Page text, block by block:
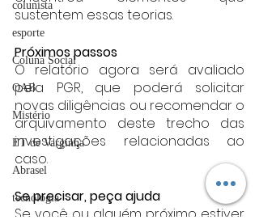
colunista
esporte
Coluna Social
OAB
Mistério
ET de Varginha
Abrasel
tecnologia
sustentem essas teorias.
Próximos passos
O relatório agora será avaliado
pela PGR, que poderá solicitar
novas diligências ou recomendar o
arquivamento deste trecho das
investigações relacionadas ao
caso.
Se precisar, peça ajuda
Se você ou alguém próximo estiver